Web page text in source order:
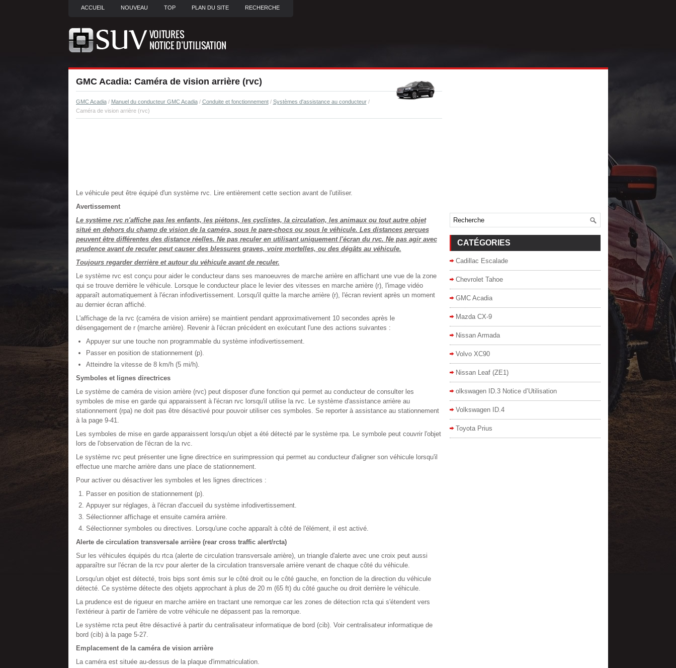
ACCUEIL NOUVEAU TOP PLAN DU SITE RECHERCHE
GMC Acadia: Caméra de vision arrière (rvc)
GMC Acadia/ Manuel du conducteur GMC Acadia/ Conduite et fonctionnement/ Systèmes d'assistance au conducteur/
Caméra de vision arrière (rvc)
Le véhicule peut être équipé d'un système rvc. Lire entièrement cette section avant de l'utiliser.
Avertissement
Le système rvc n'affiche pas les enfants, les piétons, les cyclistes, la circulation, les animaux ou tout autre objet
situé en dehors du champ de vision de la caméra, sous le pare-chocs ou sous le véhicule. Les distances perçues
peuvent être différentes des distance réelles. Ne pas reculer en utilisant uniquement l'écran du rvc. Ne pas agir avec
prudence avant de reculer peut causer des blessures graves, voire mortelles, ou des dégâts au véhicule.
Toujours regarder derrière et autour du véhicule avant de reculer.
Le système rvc est conçu pour aider le conducteur dans ses manoeuvres de marche arrière en affichant une vue de la zone
qui se trouve derrière le véhicule. Lorsque le conducteur place le levier des vitesses en marche arrière (r), l'image vidéo
apparaît automatiquement à l'écran infodivertissement. Lorsqu'il quitte la marche arrière (r), l'écran revient après un moment
au dernier écran affiché.
L'affichage de la rvc (caméra de vision arrière) se maintient pendant approximativement 10 secondes après le
désengagement de r (marche arrière). Revenir à l'écran précédent en exécutant l'une des actions suivantes :
Appuyer sur une touche non programmable du système infodivertissement.
Passer en position de stationnement (p).
Atteindre la vitesse de 8 km/h (5 mi/h).
Symboles et lignes directrices
Le système de caméra de vision arrière (rvc) peut disposer d'une fonction qui permet au conducteur de consulter les
symboles de mise en garde qui apparaissent à l'écran rvc lorsqu'il utilise la rvc. Le système d'assistance arrière au
stationnement (rpa) ne doit pas être désactivé pour pouvoir utiliser ces symboles. Se reporter à assistance au stationnement
à la page 9-41.
Les symboles de mise en garde apparaissent lorsqu'un objet a été détecté par le système rpa. Le symbole peut couvrir l'objet
lors de l'observation de l'écran de la rvc.
Le système rvc peut présenter une ligne directrice en surimpression qui permet au conducteur d'aligner son véhicule lorsqu'il
effectue une marche arrière dans une place de stationnement.
Pour activer ou désactiver les symboles et les lignes directrices :
Passer en position de stationnement (p).
Appuyer sur réglages, à l'écran d'accueil du système infodivertissement.
Sélectionner affichage et ensuite caméra arrière.
Sélectionner symboles ou directives. Lorsqu'une coche apparaît à côté de l'élément, il est activé.
Alerte de circulation transversale arrière (rear cross traffic alert/rcta)
Sur les véhicules équipés du rtca (alerte de circulation transversale arrière), un triangle d'alerte avec une croix peut aussi
apparaître sur l'écran de la rcv pour alerter de la circulation transversale arrière venant de chaque côté du véhicule.
Lorsqu'un objet est détecté, trois bips sont émis sur le côté droit ou le côté gauche, en fonction de la direction du véhicule
détecté. Ce système détecte des objets approchant à plus de 20 m (65 ft) du côté gauche ou droit derrière le véhicule.
La prudence est de rigueur en marche arrière en tractant une remorque car les zones de détection rcta qui s'étendent vers
l'extérieur à partir de l'arrière de votre véhicule ne dépassent pas la remorque.
Le système rcta peut être désactivé à partir du centralisateur informatique de bord (cib). Voir centralisateur informatique de
bord (cib) à la page 5-27.
Emplacement de la caméra de vision arrière
La caméra est située au-dessus de la plaque d'immatriculation.
CATÉGORIES
Cadillac Escalade
Chevrolet Tahoe
GMC Acadia
Mazda CX-9
Nissan Armada
Volvo XC90
Nissan Leaf (ZE1)
olkswagen ID.3 Notice d’Utilisation
Volkswagen ID.4
Toyota Prius